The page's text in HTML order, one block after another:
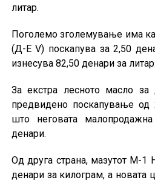
литар.
Поголемо зголемување има
(Д-Е V) поскапува за 2,50
изнесува 82,50 денари за литар.
За екстра лесното масло
предвидено поскапување од
што неговата
денари.
Од друга страна, мазутот М-1
денари за килограм, а новата